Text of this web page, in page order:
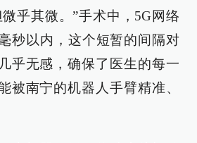
乎其微。”手术中，5G网络
秒以内，这个短暂的间隔对
乎无感，确保了医生的每一
被南宁的机器人手臂精准、